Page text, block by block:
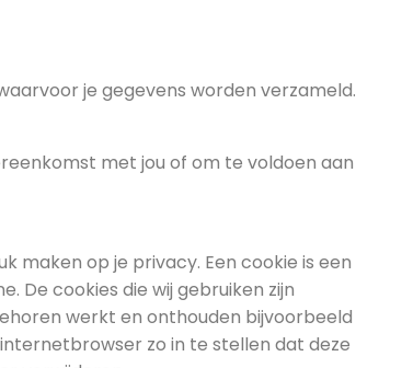
je gegevens worden verzameld.
met jou of om te voldoen aan
maken op je privacy. Een cookie is een
De cookies die wij gebruiken zijn
werkt en onthouden bijvoorbeeld
zo in te stellen dat deze